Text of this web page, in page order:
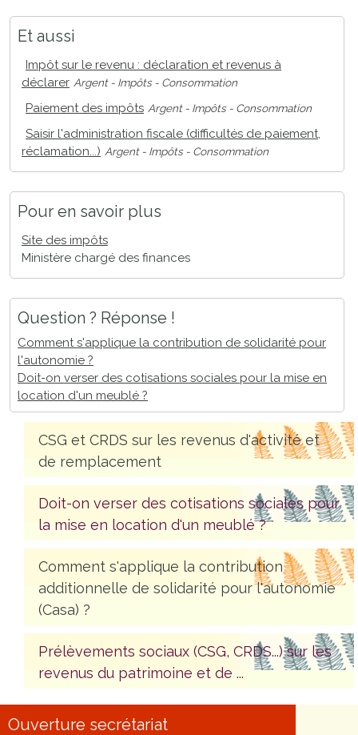
Et aussi
Impôt sur le revenu : déclaration et revenus à
déclarer Argent - Impôts - Consommation
Paiement des impôts Argent - Impôts - Consommation
Saisir l'administration fiscale (difficultés de paiement,
réclamation...) Argent - Impôts - Consommation
Pour en savoir plus
Site des impôts
Ministère chargé des finances
Question ? Réponse !
Comment s'applique la contribution de solidarité pour
l'autonomie ?
Doit-on verser des cotisations sociales pour la mise en
location d'un meublé ?
CSG et CRDS sur les revenus d'activité et
de remplacement
Doit-on verser des cotisations sociales pour
la mise en location d'un meublé ?
Comment s'applique la contribution
additionnelle de solidarité pour l'autonomie
(Casa) ?
Prélèvements sociaux (CSG, CRDS...) sur les
revenus du patrimoine et de ...
Ouverture secrétariat